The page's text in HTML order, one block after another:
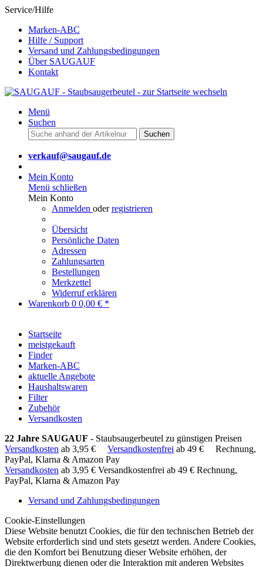
Service/Hilfe
Marken-ABC
Hilfe / Support
Versand und Zahlungsbedingungen
Über SAUGAUF
Kontakt
Menü
Suchen
Suchen
verkauf@saugauf.de
Mein Konto
Menü schließen
Mein Konto
Anmelden oderregistrieren
Übersicht
Persönliche Daten
Adressen
Zahlungsarten
Bestellungen
Merkzettel
Widerruf erklären
Warenkorb 0 0,00 € *
Startseite
meistgekauft
Finder
Marken-ABC
aktuelle Angebote
Haushaltswaren
Filter
Zubehör
Versandkosten
22 Jahre SAUGAUF - Staubsaugerbeutel zu günstigen Preisen
Versandkosten ab 3,95 € Versandkostenfrei ab 49 €
Rechnung,
PayPal, Klarna & Amazon Pay
Versandkosten ab 3,95 € Versandkostenfrei ab 49 € Rechnung,
PayPal, Klarna & Amazon Pay
Versand und Zahlungsbedingungen
Cookie-Einstellungen
Diese Website benutzt Cookies, die für den technischen Betrieb der
Website erforderlich sind und stets gesetzt werden. Andere Cookies,
die den Komfort bei Benutzung dieser Website erhöhen, der
Direktwerbung dienen oder die Interaktion mit anderen Websites